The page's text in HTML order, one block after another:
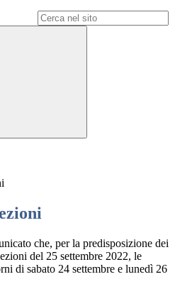
che, per la predisposizione dei
del 25 settembre 2022, le
di sabato 24 settembre e lunedì 26